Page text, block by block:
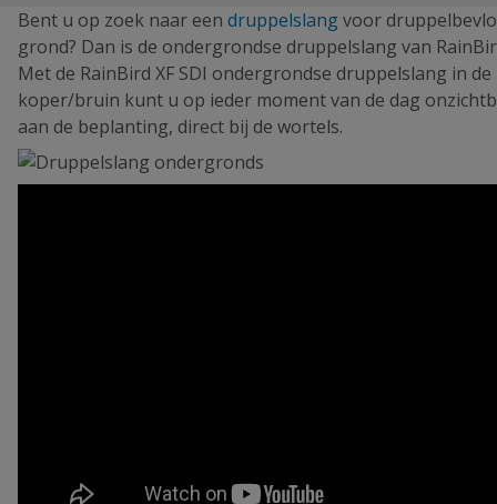
Bent u op zoek naar een druppelslangvoor
grond? Dan is de ondergrondse druppelslang van
Met de RainBird XF SDI ondergrondse druppelslang in
koper/bruin kunt u op ieder moment van de dag
aan de beplanting, direct bij de wortels.